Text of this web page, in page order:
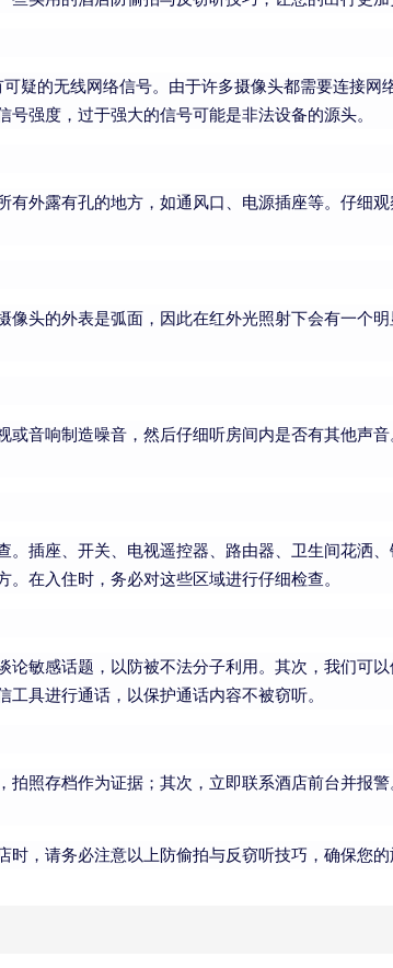
疑的无线网络信号。由于许多摄像头都需要连接网
强度，过于强大的信号可能是非法设备的源头。
外露有孔的地方，如通风口、电源插座等。仔细
头的外表是弧面，因此在红外光照射下会有一个
音响制造噪音，然后仔细听房间内是否有其他声
插座、开关、电视遥控器、路由器、卫生间花洒
在入住时，务必对这些区域进行仔细检查。
敏感话题，以防被不法分子利用。其次，我们可
具进行通话，以保护通话内容不被窃听。
照存档作为证据；其次，立即联系酒店前台并报
，请务必注意以上防偷拍与反窃听技巧，确保您的